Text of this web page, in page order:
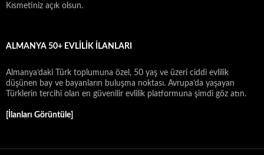
Kısmetiniz açık olsun.
ALMANYA 50+ EVLILIK İLANLARI
Almanya’daki Türk toplumuna özel, 50 yaş ve üzeri ciddi evlilik
düşünen bay ve bayanların buluşma noktası. Avrupa’da yaşayan
Türklerin tercihi olan en güvenilir evlilik platformuna şimdi göz atın.
[İlanları Görüntüle]